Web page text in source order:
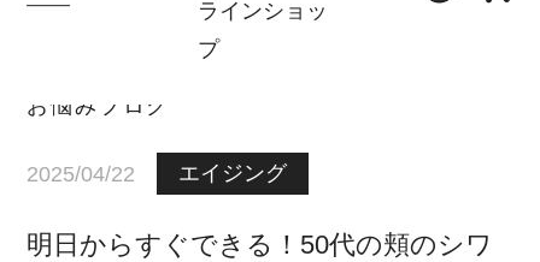
BLOG
お悩みブログ
2025/04/22 エイジング
明日からすぐできる！50代の頬のシワ